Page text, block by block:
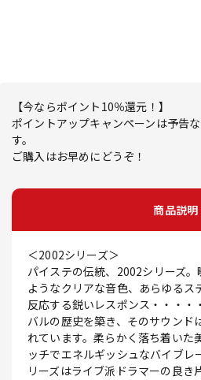
【今ならポイント10％還元！】
ポイントアップキャンペーンは予告
す。
ご購入はお早めにどうぞ！
商品説明
＜2002シリーズ＞
パイステの伝統、2002シリーズ
ようなクリアな音色、あらゆるス
反応する鋭いレスポンス・・・・
バルの歴史を築き、そのサウンド
れています。柔らかく落ち着いた
ッチでエネルギッシュなバイブレ
リーズはライブ派ドラマーの良き